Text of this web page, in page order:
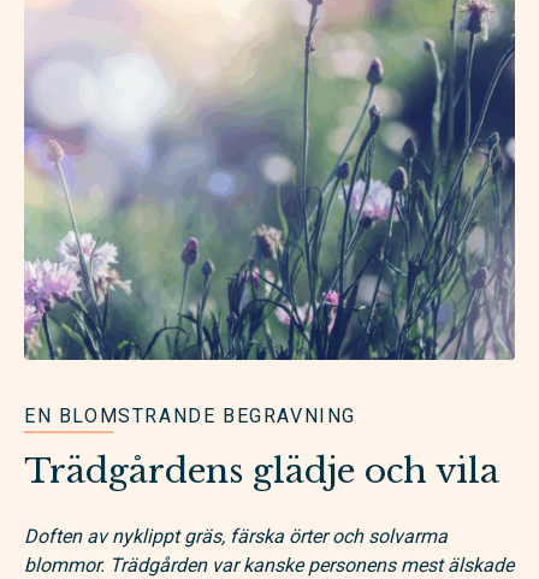
EN BLOMSTRANDE BEGRAVNING
Trädgårdens glädje och vila
Doften av nyklippt gräs, färska örter och solvarma
blommor. Trädgården var kanske personens mest älskade